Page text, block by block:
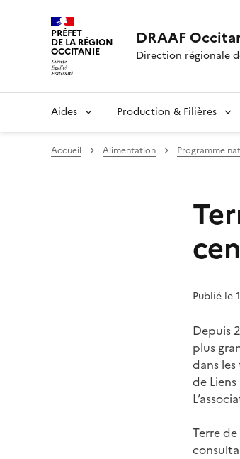
PRÉFET
DE LA RÉGION
OCCITANIE
DRAAF
Direction régionale
Aides Production & Filières
Accueil Alimentation Programme
Publié le
Depuis
plus
dans
de
Terre